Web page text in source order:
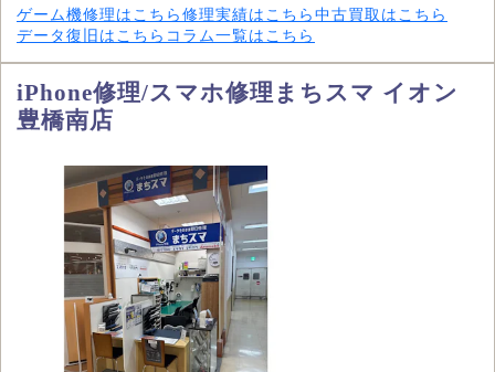
ゲーム機修理はこちら 修理実績はこちら 中古買取はこちら
データ復旧はこちら コラム一覧はこちら
iPhone修理/スマホ修理まちスマ イオン
豊橋南店